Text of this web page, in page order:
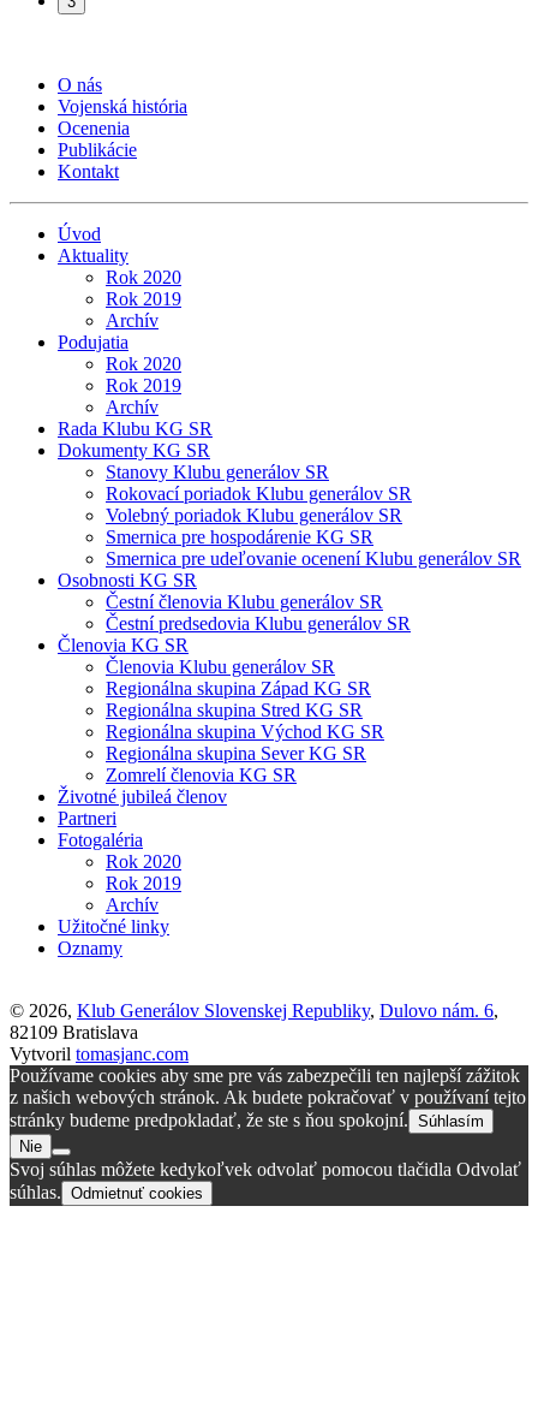
O nás
Vojenská história
Ocenenia
Publikácie
Kontakt
Úvod
Aktuality
Rok 2020
Rok 2019
Archív
Podujatia
Rok 2020
Rok 2019
Archív
Rada Klubu KG SR
Dokumenty KG SR
Stanovy Klubu generálov SR
Rokovací poriadok Klubu generálov SR
Volebný poriadok Klubu generálov SR
Smernica pre hospodárenie KG SR
Smernica pre udeľovanie ocenení Klubu generálov SR
Osobnosti KG SR
Čestní členovia Klubu generálov SR
Čestní predsedovia Klubu generálov SR
Členovia KG SR
Členovia Klubu generálov SR
Regionálna skupina Západ KG SR
Regionálna skupina Stred KG SR
Regionálna skupina Východ KG SR
Regionálna skupina Sever KG SR
Zomrelí členovia KG SR
Životné jubileá členov
Partneri
Fotogaléria
Rok 2020
Rok 2019
Archív
Užitočné linky
Oznamy
© 2026, Klub Generálov Slovenskej Republiky, Dulovo nám. 6,
82109 Bratislava
Vytvoril tomasjanc.com
Používame cookies aby sme pre vás zabezpečili ten najlepší zážitok
z našich webových stránok. Ak budete pokračovať v používaní tejto
stránky budeme predpokladať, že ste s ňou spokojní. Súhlasím
Nie
Svoj súhlas môžete kedykoľvek odvolať pomocou tlačidla Odvolať
súhlas. Odmietnuť cookies